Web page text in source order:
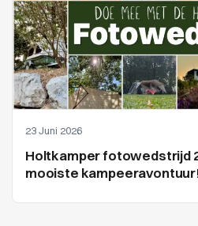
23 Juni 2026
Holtkamper fotowedstrijd
mooiste